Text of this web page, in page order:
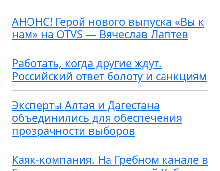
АНОНС! Герой нового выпуска «Вы к
нам» на OTVS — Вячеслав Лаптев
Работать, когда другие ждут.
Российский ответ болоту и санкциям
Эксперты Алтая и Дагестана
объединились для обеспечения
прозрачности выборов
Каяк-компания. На Гребном канале в